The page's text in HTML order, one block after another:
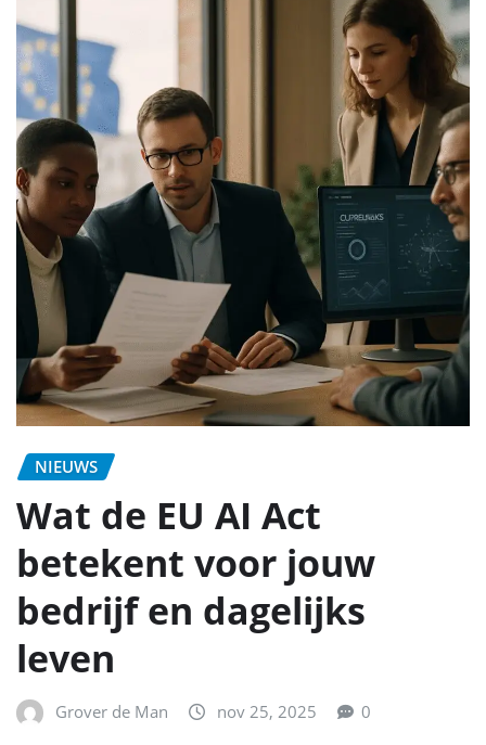
NIEUWS
Wat de EU AI Act
betekent voor jouw
bedrijf en dagelijks
leven
Grover de Man nov 25, 2025 0